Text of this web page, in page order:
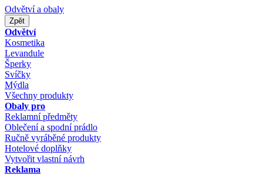
Odvětví a obaly
Zpět
Odvětví
Kosmetika
Levandule
Šperky
Svíčky
Mýdla
Všechny produkty
Obaly pro
Reklamní předměty
Oblečení a spodní prádlo
Ručně vyráběné produkty
Hotelové doplňky
Vytvořit vlastní návrh
Reklama